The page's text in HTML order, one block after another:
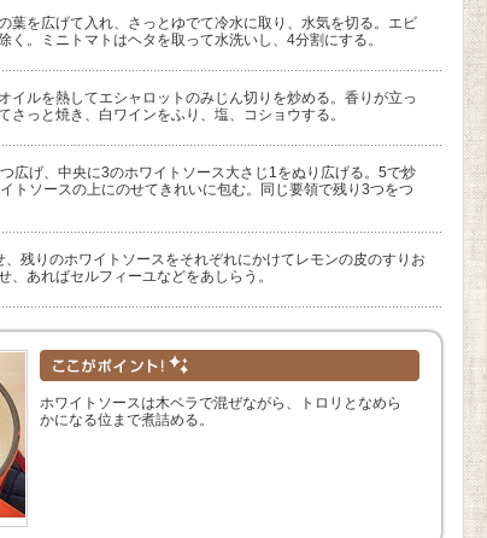
葉を広げて入れ、さっとゆでて冷水に取り、水気を切る。エビ
く。ミニトマトはヘタを取って水洗いし、4分割にする。
イルを熱してエシャロットのみじん切りを炒める。香りが立っ
さっと焼き、白ワインをふり、塩、コショウする。
広げ、中央に3のホワイトソース大さじ1をぬり広げる。5で炒
トソースの上にのせてきれいに包む。同じ要領で残り3つをつ
残りのホワイトソースをそれぞれにかけてレモンの皮のすりお
、あればセルフィーユなどをあしらう。
ホワイトソースは木ベラで混ぜながら、トロリとなめら
かになる位まで煮詰める。